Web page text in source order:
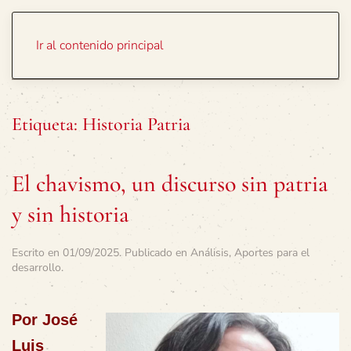
Ir al contenido principal
Etiqueta: Historia Patria
El chavismo, un discurso sin patria
y sin historia
Escrito en 01/09/2025. Publicado en Análisis, Aportes para el
desarrollo.
Por José
Luis